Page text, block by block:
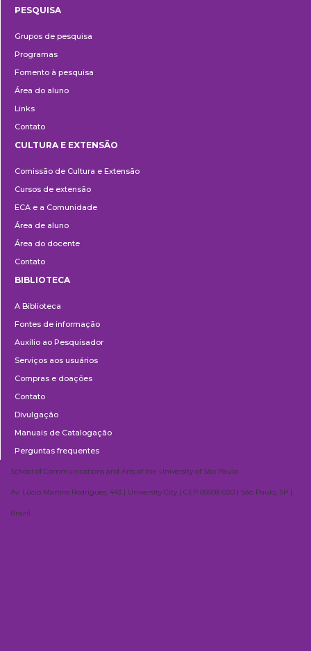
PESQUISA
Grupos de pesquisa
Programas
Fomento à pesquisa
Área do aluno
Links
Contato
e
Extensão
CULTURA E EXTENSÃO
Comissão de Cultura e Extensão
Cursos de extensão
ECA e a Comunidade
Área de aluno
Área do docente
Contato
BIBLIOTECA
A Biblioteca
Fontes de informação
Auxílio ao Pesquisador
Serviços aos usuários
Compras e doações
Contato
Divulgação
Manuais de Catalogação
Perguntas frequentes
School of Communications and Arts of the University of São Paulo
Av. Lúcio Martins Rodrigues, 443 | University City | CEP 05508-020 | São Paulo, SP |
Brazil